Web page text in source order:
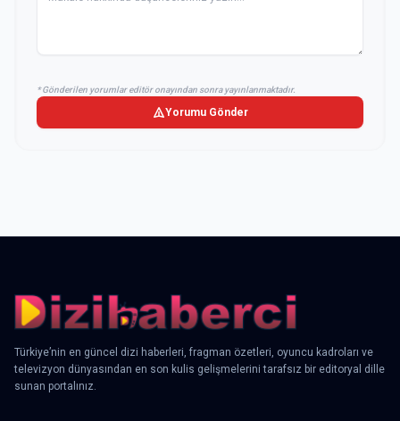
* Gönderilen yorumlar editör onayından sonra yayınlanmaktadır.
Yorumu Gönder
Türkiye’nin en güncel dizi haberleri, fragman özetleri, oyuncu kadroları ve
televizyon dünyasından en son kulis gelişmelerini tarafsız bir editoryal dille
sunan portalınız.